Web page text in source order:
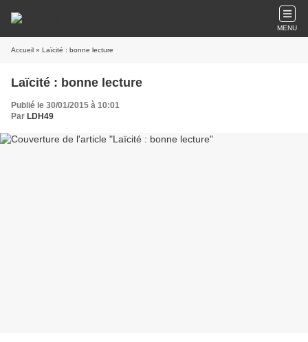
MENU
Accueil » Laïcité : bonne lecture
Laïcité : bonne lecture
Publié le 30/01/2015 à 10:01
Par LDH49